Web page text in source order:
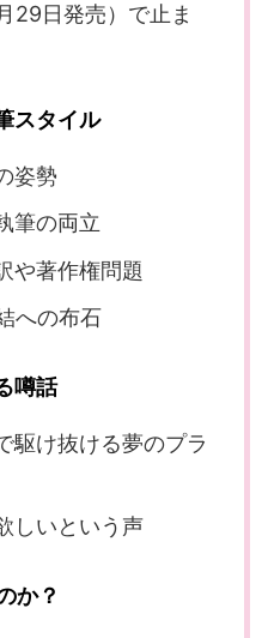
29日発売）で止ま
スタイル
姿勢
筆の両立
や著作権問題
への布石
噂話
駆け抜ける夢のプラ
しいという声
か？